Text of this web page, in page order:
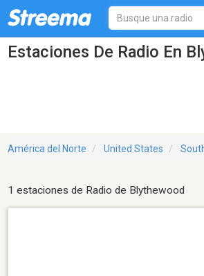
Estaciones De Radio En
América del Norte United States
1 estaciones de Radio de Blythewood